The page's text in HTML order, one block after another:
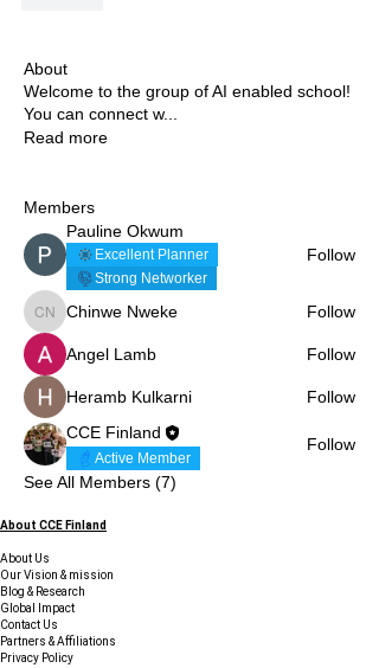
About
Welcome to the group of AI enabled school!
You can connect w...
Read more
Members
Pauline Okwum
Excellent Planner
Strong Networker
Follow
Chinwe Nweke
Chinwe Nweke Follow
Angel Lamb Follow
Heramb Kulkarni
Follow
CCE Finland
Active Member
Follow
See All Members (7)
About CCE Finland
About Us
Our Vision & mission
Blog & Research
Global Impact
Contact Us
Partners & Affiliations
Privacy Policy